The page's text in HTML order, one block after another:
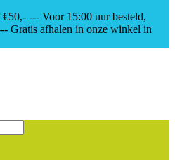
--- Voor 15:00 uur besteld,
Gratis afhalen in onze winkel in